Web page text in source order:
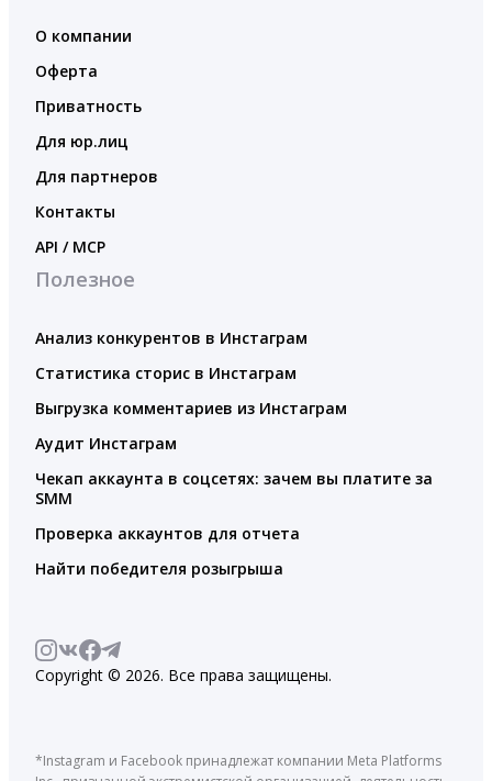
О компании
Оферта
Приватность
Для юр.лиц
Для партнеров
Контакты
API / MCP
Полезное
Анализ конкурентов в Инстаграм
Статистика сторис в Инстаграм
Выгрузка комментариев из Инстаграм
Аудит Инстаграм
Чекап аккаунта в соцсетях: зачем вы платите за
SMM
Проверка аккаунтов для отчета
Найти победителя розыгрыша
Copyright © 2026. Все права защищены.
*Instagram и Facebook принадлежат компании Meta Platforms